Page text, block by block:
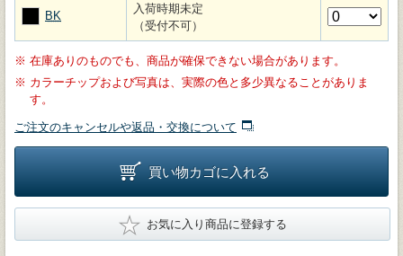
BK
入荷時期未定
（受付不可）
※ 在庫ありのものでも、商品が確保できない場合があります。
※ カラーチップおよび写真は、実際の色と多少異なることがありま
す。
ご注文のキャンセルや返品・交換について
買い物カゴに入れる
★ お気に入り商品に登録する